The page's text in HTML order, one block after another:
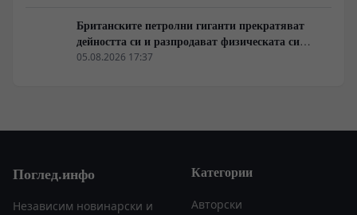
Британските петролни гиганти прекратяват
дейността си и разпродават физическата си
инфраструктура
05.08.2026 17:37
Поглед.инфо
Независим новинарски и
Категории
Авторски